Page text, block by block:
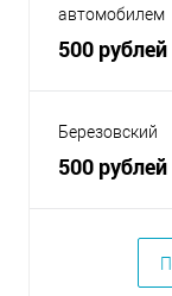
автомобилем
500 рублей
Березовский
500 рублей